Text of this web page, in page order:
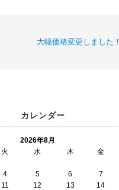
大幅価格変更しました！
カレンダー
2026年8月
火 水 木 金
4 5 6 7
11 12 13 14